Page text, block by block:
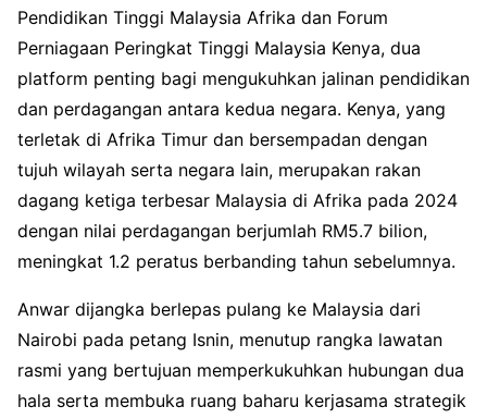
Pendidikan Tinggi Malaysia Afrika dan Forum
Perniagaan Peringkat Tinggi Malaysia Kenya, dua
platform penting bagi mengukuhkan jalinan pendidikan
dan perdagangan antara kedua negara. Kenya, yang
terletak di Afrika Timur dan bersempadan dengan
tujuh wilayah serta negara lain, merupakan rakan
dagang ketiga terbesar Malaysia di Afrika pada 2024
dengan nilai perdagangan berjumlah RM5.7 bilion,
meningkat 1.2 peratus berbanding tahun sebelumnya.
Anwar dijangka berlepas pulang ke Malaysia dari
Nairobi pada petang Isnin, menutup rangka lawatan
rasmi yang bertujuan memperkukuhkan hubungan dua
hala serta membuka ruang baharu kerjasama strategik